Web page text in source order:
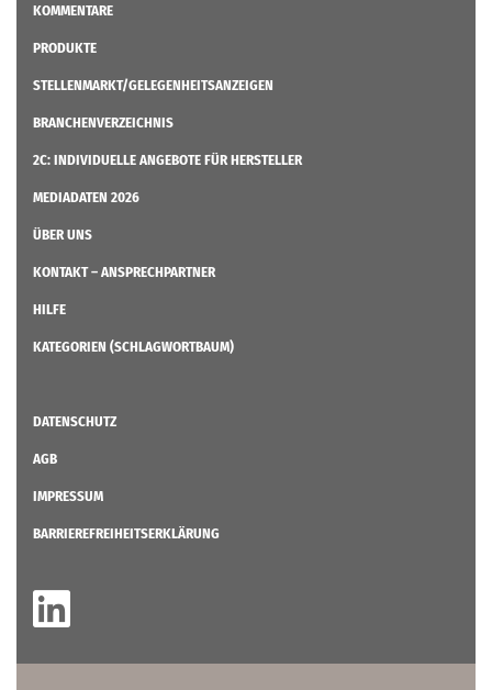
KOMMENTARE
PRODUKTE
STELLENMARKT/GELEGENHEITSANZEIGEN
BRANCHENVERZEICHNIS
2C: INDIVIDUELLE ANGEBOTE FÜR HERSTELLER
MEDIADATEN 2026
ÜBER UNS
KONTAKT – ANSPRECHPARTNER
HILFE
KATEGORIEN (SCHLAGWORTBAUM)
DATENSCHUTZ
AGB
IMPRESSUM
BARRIEREFREIHEITSERKLÄRUNG